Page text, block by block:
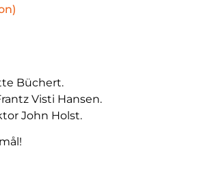
Büchert.
Visti Hansen.
John Holst.